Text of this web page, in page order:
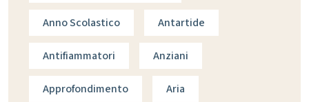
Anno Scolastico Antartide
Antifiammatori Anziani
Approfondimento Aria